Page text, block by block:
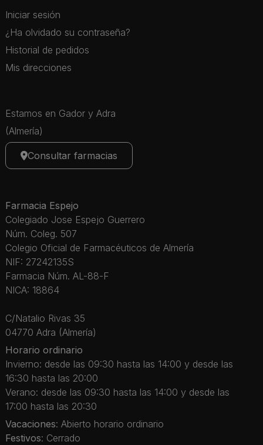
Iniciar sesión
¿Ha olvidado su contraseña?
Historial de pedidos
Mis direcciones
Estamos en Gador y Adra
(Almería)
Consultar farmacias
Farmacia Espejo
Colegiado Jose Espejo Guerrero
Núm. Coleg. 507
Colegio Oficial de Farmacéuticos de Almería
NIF: 27242135S
Farmacia Núm. AL-88-F
NICA: 18864
C/Natalio Rivas 35
04770 Adra (Almería)
Horario ordinario
Invierno: desde las 09:30 hasta las 14:00 y desde las
16:30 hasta las 20:00
Verano: desde las 09:30 hasta las 14:00 y desde las
17:00 hasta las 20:30
Vacaciones: Abierto horario ordinario
Festivos: Cerrado